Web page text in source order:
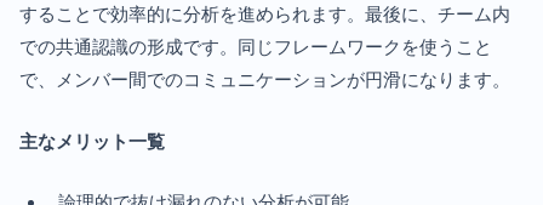
することで効率的に分析を進められます。最後に、チーム内
での共通認識の形成です。同じフレームワークを使うこと
で、メンバー間でのコミュニケーションが円滑になります。
主なメリット一覧